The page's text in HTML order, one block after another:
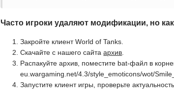
Часто игроки удаляют модификации, но
Закройте клиент World of Tanks.
Скачайте с нашего сайтаархив
Распакуйте архив, поместите bat-файл в
eu.wargaming.net/4.3/style_emoticons/wot/
Запустите клиент игры, проверьте